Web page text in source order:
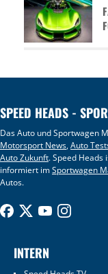
SPEED HEADS -
Das Auto und Sportwagen
Motorsport News,Auto
Auto Zukunft. Speed Heads
informiert imSportwagen
Autos.
INTERN